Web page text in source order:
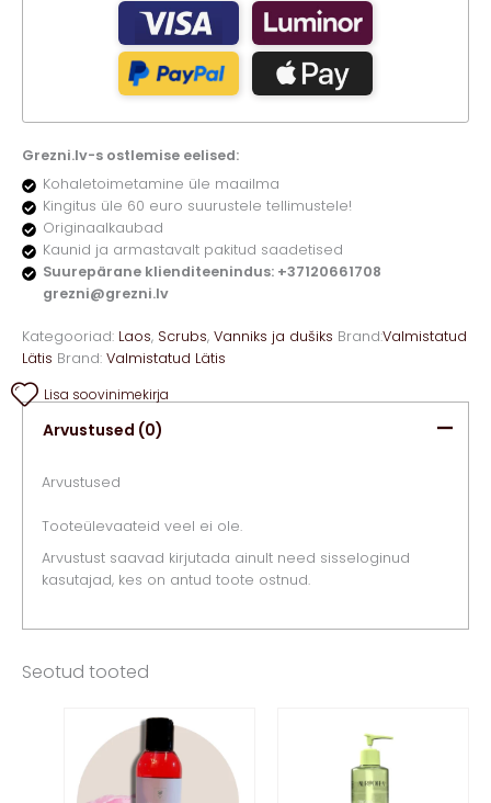
Grezni.lv-s ostlemise eelised:
Kohaletoimetamine üle maailma
Kingitus üle 60 euro suurustele tellimustele!
Originaalkaubad
Kaunid ja armastavalt pakitud saadetised
Suurepärane klienditeenindus: +37120661708
grezni@grezni.lv
Kategooriad: Laos, Scrubs, Vanniks ja dušiks Brand:Valmistatud
Lätis Brand: Valmistatud Lätis
Lisa soovinimekirja
Arvustused (0)
Arvustused
Tooteülevaateid veel ei ole.
Arvustust saavad kirjutada ainult need sisseloginud
kasutajad, kes on antud toote ostnud.
Seotud tooted